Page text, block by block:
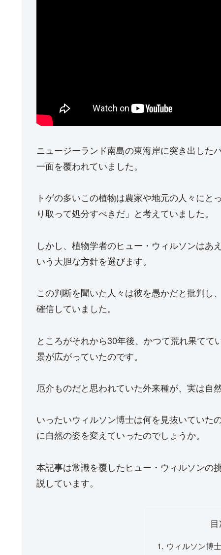
ニュージーランド南島の東海岸に突き出した
一面を覆われていました。
トゲの多いこの植物は農家や地元の人々に
り取って処分すべきだ」と考えていました。
しかし、植物学者のヒュー・ウィルソンはあ
いう大胆な方針を選びます。
この判断を聞いた人々は彼を愚かだと批判し
確信していました。
ところがそれから30年後、かつて荒れ果て
景が広がっていたのです。
厄介ものだと思われていた外来種が、実は自
いったいウィルソン博士は何を見抜いていた
に自然の姿を変えていったのでしょうか。
本記事は常識を覆したヒュー・ウィルソンの
説しています。
ウィルソン博